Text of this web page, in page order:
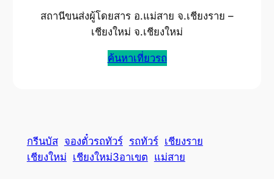
สถานีขนส่งผู้โดยสาร อ.แม่สาย จ.เชียงราย –
เชียงใหม่ จ.เชียงใหม่
ค้นหาเที่ยวรถ
กรีนบัส จองตั๋วรถทัวร์ รถทัวร์ เชียงราย
เชียงใหม่ เชียงใหม่3อาเขต แม่สาย